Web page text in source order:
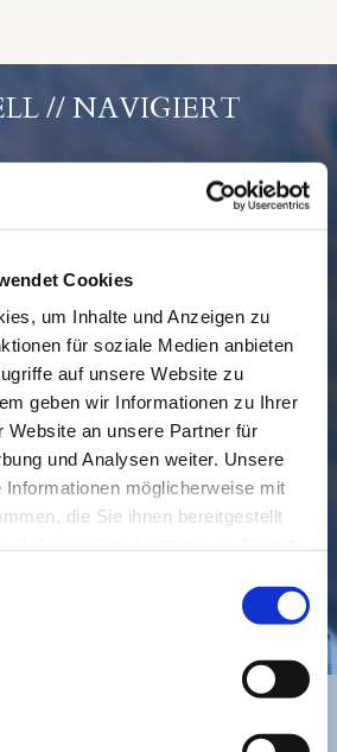
Cookies
um Inhalte und Anzeigen zu
für soziale Medien anbieten
auf unsere Website zu
geben wir Informationen zu Ihrer
Website an unsere Partner für
und Analysen weiter. Unsere
Informationen möglicherweise mit
die Sie ihnen bereitgestellt
// NAVIGIERT
BESUCHEN